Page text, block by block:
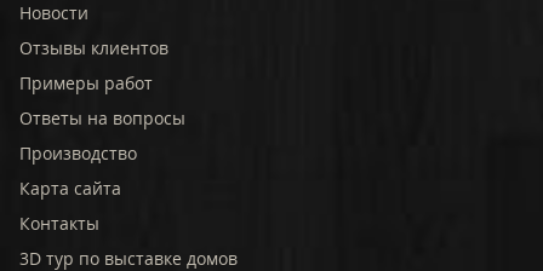
Новости
Отзывы клиентов
Примеры работ
Ответы на вопросы
Производство
Карта сайта
Контакты
3D тур по выставке домов